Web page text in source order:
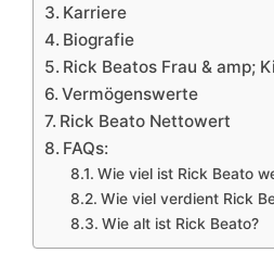
Karriere
Biografie
Rick Beatos Frau & amp;
Vermögenswerte
Rick Beato Nettowert
FAQs:
Wie viel ist Rick Beato
Wie viel verdient Rick
Wie alt ist Rick Beato?